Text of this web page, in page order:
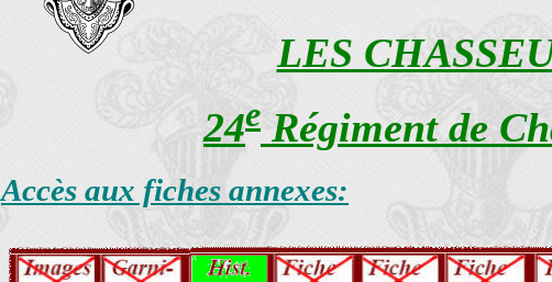
LES
24eRégiment de
Accès aux fiches annexes: